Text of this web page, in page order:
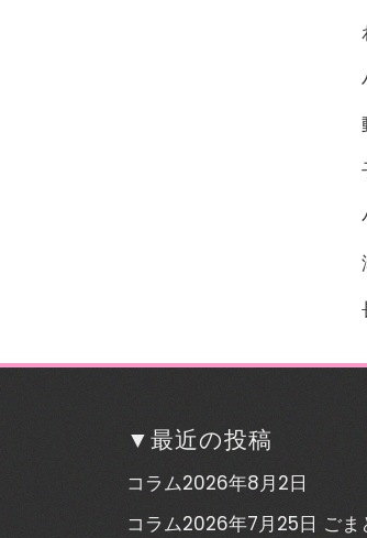
▼最近の投稿
コラム2026年8月2日
コラム2026年7月25日 ごま